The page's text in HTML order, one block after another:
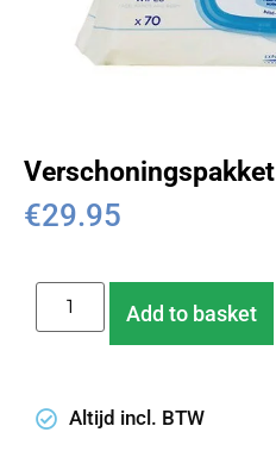
Verschoningspakket
€29.95
Add to basket
Altijd incl. BTW